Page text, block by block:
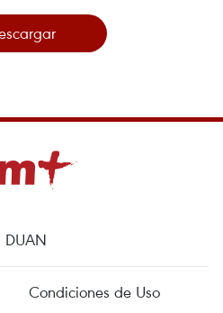
DUAN
Condiciones de Uso